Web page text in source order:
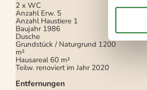
2 x WC
Anzahl Erw. 5
Anzahl Haustiere 1
Baujahr 1986
Dusche
Grundstück / Naturgrund 1200
m²
Hausareal 60 m²
Teilw. renoviert im Jahr 2020
Entfernungen